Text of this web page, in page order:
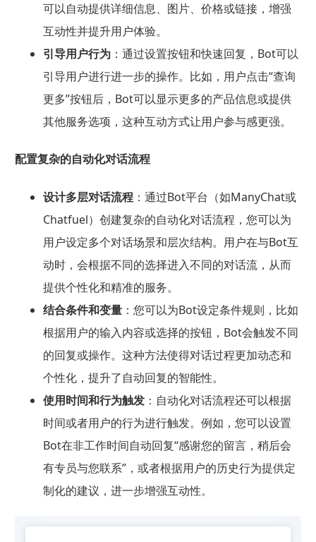
可以自动提供详细信息、图片、价格或链接，增强
互动性并提升用户体验。
引导用户行为：通过设置按钮和快速回复，Bot可以
引导用户进行进一步的操作。比如，用户点击“查询
更多”按钮后，Bot可以显示更多的产品信息或提供
其他服务选项，这种互动方式让用户参与感更强。
配置复杂的自动化对话流程
设计多层对话流程：通过Bot平台（如ManyChat或
Chatfuel）创建复杂的自动化对话流程，您可以为
用户设定多个对话场景和层次结构。用户在与Bot互
动时，会根据不同的选择进入不同的对话流，从而
提供个性化和精准的服务。
结合条件和变量：您可以为Bot设定条件规则，比如
根据用户的输入内容或选择的按钮，Bot会触发不同
的回复或操作。这种方法使得对话过程更加动态和
个性化，提升了自动回复的智能性。
使用时间和行为触发：自动化对话流程还可以根据
时间或者用户的行为进行触发。例如，您可以设置
Bot在非工作时间自动回复“感谢您的留言，稍后会
有专员与您联系”，或者根据用户的历史行为提供定
制化的建议，进一步增强互动性。